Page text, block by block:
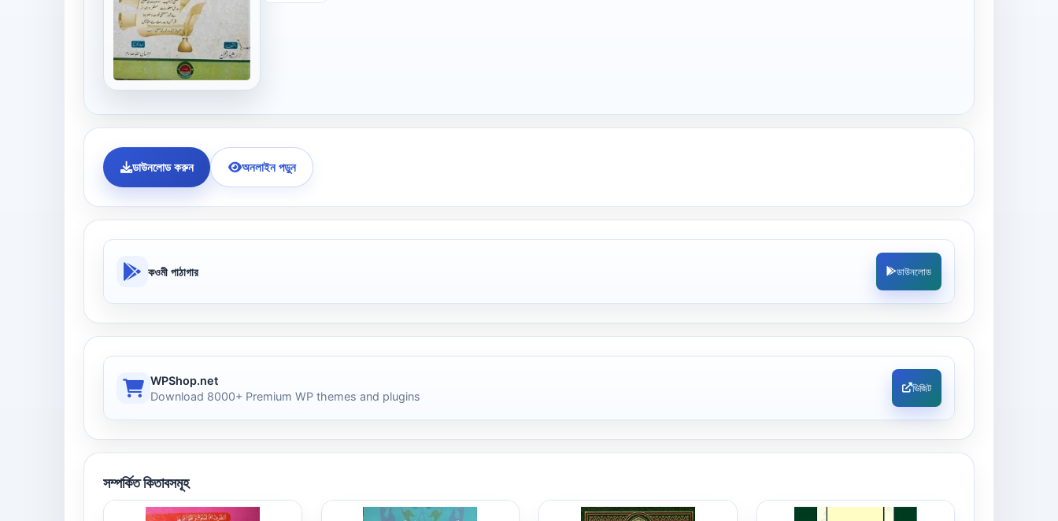
ডাউনলোড করুন অনলাইন পড়ুন
কওমী পাঠাগার ডাউনলোড
WPShop.net
Download 8000+ Premium WP themes and plugins
ভিজিট
সম্পর্কিত কিতাবসমূহ